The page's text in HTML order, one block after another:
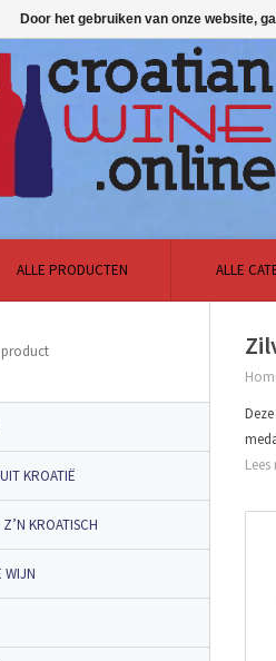
ALLE PRODUCTEN ALLE
KROATIË
KROATISCH
WIJN
Lees
Door het gebruiken van onze website,